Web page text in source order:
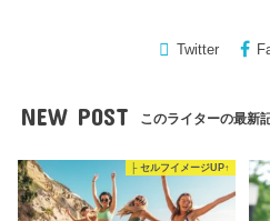
Twitter
NEW POST このライターの最新
├ セルフイメージUP↑